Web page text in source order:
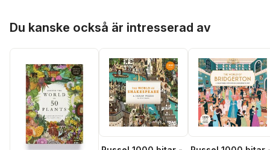
Du kanske också är intresserad av